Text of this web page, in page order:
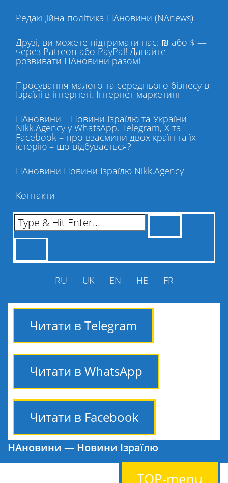
TOP-menu
Редакційна політика НАновини (NAnews)
Друзі, ви можете підтримати нас: ₪ або $ —
через Patreon або PayPal! Давайте
розвивати НАновини разом!
Просування малого та середнього бізнесу в
Ізраїлі в інтернеті. Інтернет маркетинг
НАновини – Новини Ізраїлю та України
Nikk.Agency у WhatsApp, Telegram, X та
Facebook – про взаємини двох країн та їх
історію – що відбувається?
НАновини Новини Ізраїлю Nikk.Agency
Контакти
RU UK EN HE FR
Читати в Telegram
Читати в WhatsApp
Читати в Facebook
НАновини — Новини Ізраїлю